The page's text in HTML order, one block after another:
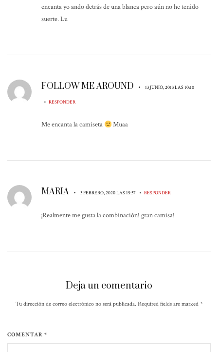
encanta yo ando detrás de una blanca pero aún no he tenido
suerte. Lu
FOLLOW ME AROUND • 13 JUNIO, 2013 LAS 10:10
• RESPONDER
Me encanta la camiseta Muaa
MARIA • 3 FEBRERO, 2020 LAS 15:37 • RESPONDER
¡Realmente me gusta la combinación! gran camisa!
Deja un comentario
Tu dirección de correo electrónico no será publicada. Required fields are marked *
COMENTAR *